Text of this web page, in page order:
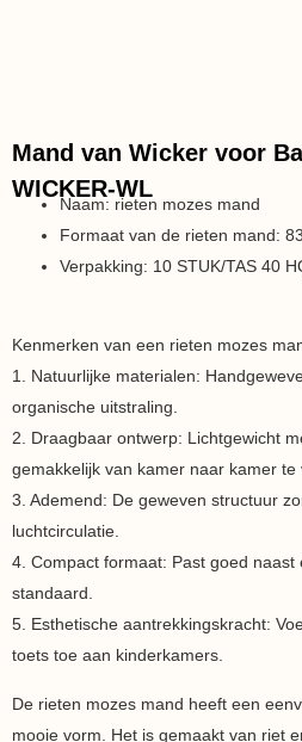
Mand van Wicker voor
WICKER-WL
Naam: rieten mozes mand
Formaat van de rieten mand:
Verpakking: 10 STUK/TAS 40
Kenmerken van een rieten mozes
1. Natuurlijke materialen:
organische uitstraling.
2. Draagbaar ontwerp: Lichtgewicht
gemakkelijk van kamer naar kamer te
3. Ademend: De geweven structuur
luchtcirculatie.
4. Compact formaat: Past goed naast
standaard.
5. Esthetische aantrekkingskracht:
toets toe aan kinderkamers.
De rieten mozes mand heeft een
mooie vorm. Het is gemaakt van riet